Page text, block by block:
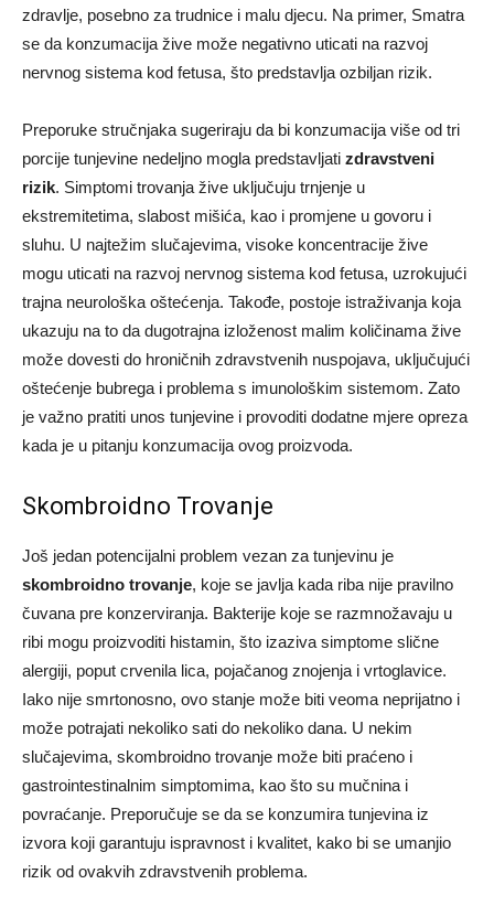
zdravlje, posebno za trudnice i malu djecu. Na primer, Smatra
se da konzumacija žive može negativno uticati na razvoj
nervnog sistema kod fetusa, što predstavlja ozbiljan rizik.
Preporuke stručnjaka sugeriraju da bi konzumacija više od tri
porcije tunjevine nedeljno mogla predstavljati zdravstveni
rizik. Simptomi trovanja žive uključuju trnjenje u
ekstremitetima, slabost mišića, kao i promjene u govoru i
sluhu. U najtežim slučajevima, visoke koncentracije žive
mogu uticati na razvoj nervnog sistema kod fetusa, uzrokujući
trajna neurološka oštećenja. Takođe, postoje istraživanja koja
ukazuju na to da dugotrajna izloženost malim količinama žive
može dovesti do hroničnih zdravstvenih nuspojava, uključujući
oštećenje bubrega i problema s imunološkim sistemom. Zato
je važno pratiti unos tunjevine i provoditi dodatne mjere opreza
kada je u pitanju konzumacija ovog proizvoda.
Skombroidno Trovanje
Još jedan potencijalni problem vezan za tunjevinu je
skombroidno trovanje, koje se javlja kada riba nije pravilno
čuvana pre konzerviranja. Bakterije koje se razmnožavaju u
ribi mogu proizvoditi histamin, što izaziva simptome slične
alergiji, poput crvenila lica, pojačanog znojenja i vrtoglavice.
Iako nije smrtonosno, ovo stanje može biti veoma neprijatno i
može potrajati nekoliko sati do nekoliko dana. U nekim
slučajevima, skombroidno trovanje može biti praćeno i
gastrointestinalnim simptomima, kao što su mučnina i
povraćanje. Preporučuje se da se konzumira tunjevina iz
izvora koji garantuju ispravnost i kvalitet, kako bi se umanjio
rizik od ovakvih zdravstvenih problema.